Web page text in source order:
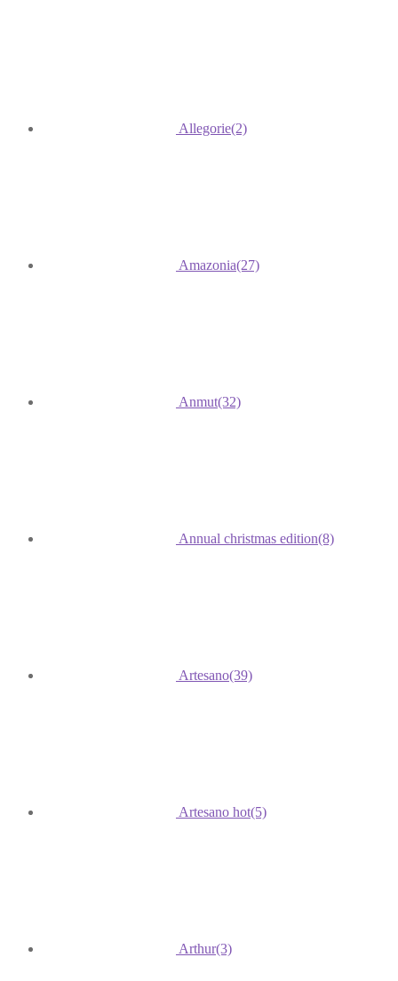
Allegorie(2)
Amazonia(27)
Anmut(32)
Annual christmas edition(8)
Artesano(39)
Artesano hot(5)
Arthur(3)